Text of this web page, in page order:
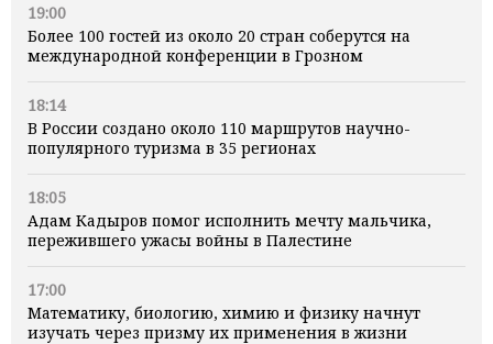
19:00
Более 100 гостей из около 20 стран соберутся на
международной конференции в Грозном
18:14
В России создано около 110 маршрутов научно-
популярного туризма в 35 регионах
18:05
Адам Кадыров помог исполнить мечту мальчика,
пережившего ужасы войны в Палестине
17:00
Математику, биологию, химию и физику начнут
изучать через призму их применения в жизни